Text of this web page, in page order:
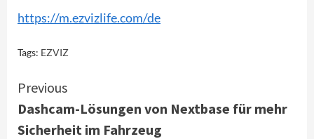
https://m.ezvizlife.com/de
Tags: EZVIZ
Continue
Reading
Previous
Dashcam-Lösungen von Nextbase für mehr
Sicherheit im Fahrzeug